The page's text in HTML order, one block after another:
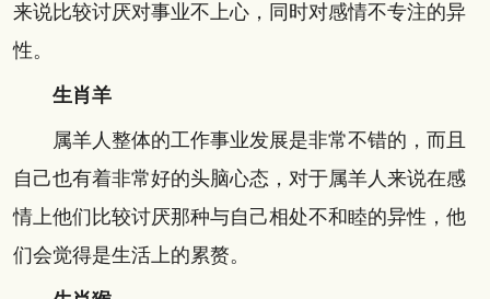
来说比较讨厌对事业不上心，同时对感情不专注的异
性。
生肖羊
属羊人整体的工作事业发展是非常不错的，而且
自己也有着非常好的头脑心态，对于属羊人来说在感
情上他们比较讨厌那种与自己相处不和睦的异性，他
们会觉得是生活上的累赘。